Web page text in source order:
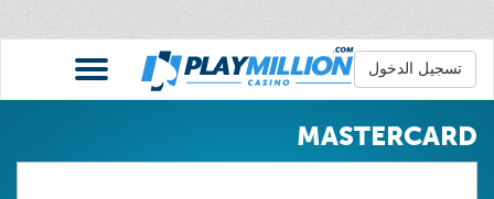
تسجيل الدخول
MASTERCARD